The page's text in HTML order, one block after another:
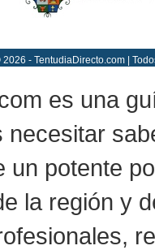
2026 - TentudiaDirecto.com |
es una
necesitar
un potente
la región y